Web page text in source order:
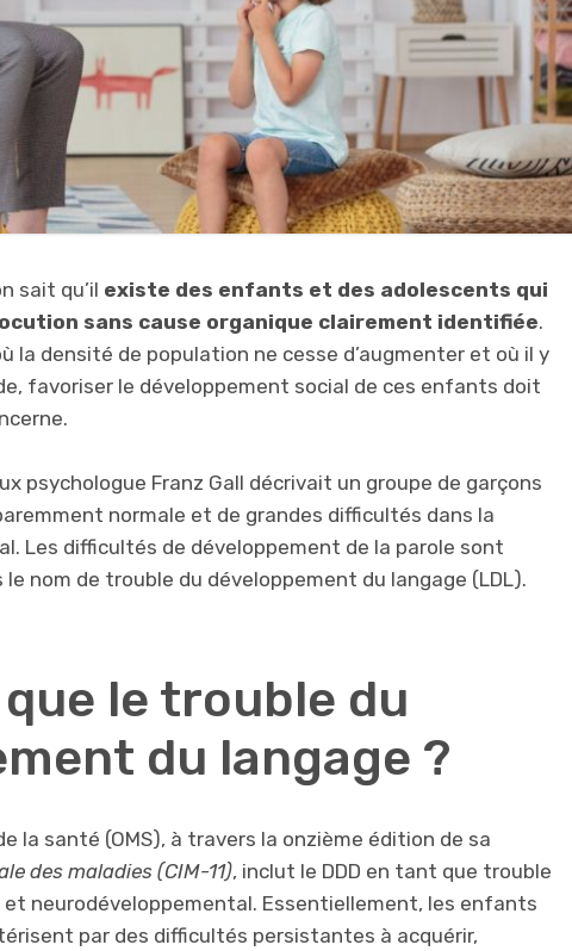
sait qu’il existe des enfants et des adolescents qui
sans cause organique clairement identifiée.
la densité de population ne cesse d’augmenter et où il y
favoriser le développement social de ces enfants doit
psychologue Franz Gall décrivait un groupe de garçons
normale et de grandes difficultés dans la
Les difficultés de développement de la parole sont
le nom de trouble du développement du langage (LDL).
que le trouble du
du langage ?
la santé (OMS), à travers la onzième édition de sa
des maladies (CIM-11), inclut le DDD en tant que trouble
neurodéveloppemental. Essentiellement, les enfants
par des difficultés persistantes à acquérir,